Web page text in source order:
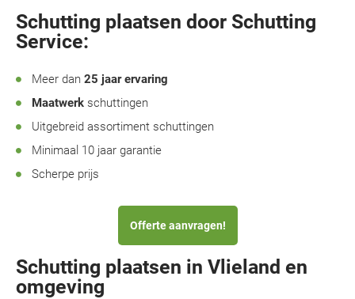
Schutting plaatsen door Schutting
Service:
Meer dan 25 jaar ervaring
Maatwerk schuttingen
Uitgebreid assortiment schuttingen
Minimaal 10 jaar garantie
Scherpe prijs
Offerte aanvragen!
Schutting plaatsen in Vlieland en
omgeving